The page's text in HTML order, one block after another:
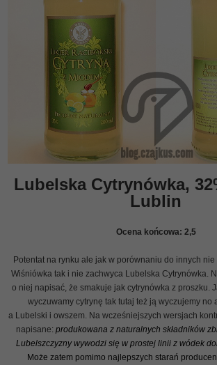
Lubelska Cytrynówka,
Lublin
Ocena końcowa: 2,5
Potentat na rynku ale jak w porównaniu do innych nie
Wiśniówka tak i nie zachwyca Lubelska Cytrynówka.
o niej napisać, że smakuje jak cytrynówka z proszku.
wyczuwamy cytrynę tak tutaj też ją wyczujemy no
a Lubelski i owszem. Na wcześniejszych wersjach
napisane: produkowana z naturalnych składników
Lubelszczyzny wywodzi się w prostej linii z wódek
Może zatem pomimo najlepszych starań